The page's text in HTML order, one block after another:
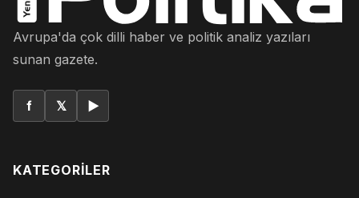
Avrupa'da çok dilli haber ve politik analiz yazıları
sunan gazete.
f 𝕏 ▶
KATEGORILER